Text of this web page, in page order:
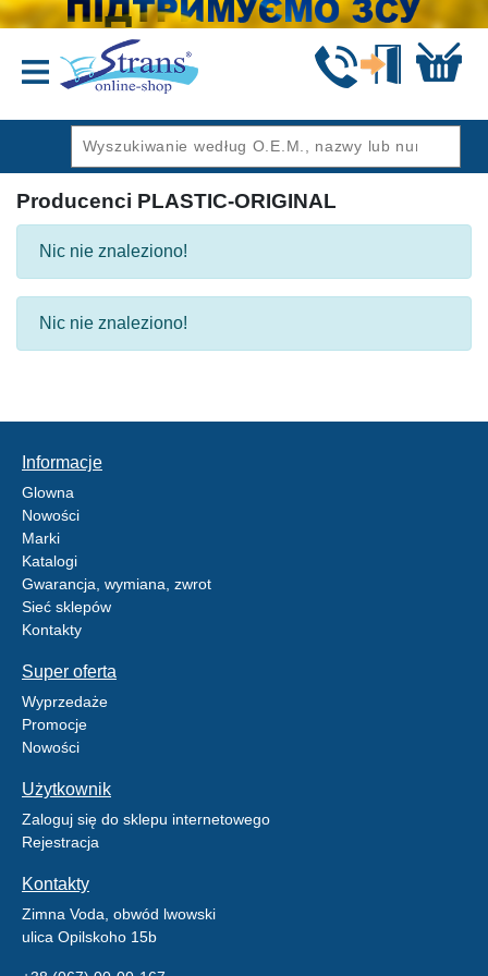
Producenci PLASTIC-ORIGINAL
Nic nie znaleziono!
Nic nie znaleziono!
Informacje
Glowna
Nowości
Marki
Katalogi
Gwarancja, wymiana, zwrot
Sieć sklepów
Kontakty
Super oferta
Wyprzedaże
Promocje
Nowości
Użytkownik
Zaloguj się do sklepu internetowego
Rejestracja
Kontakty
Zimna Voda, obwód lwowski
ulica Opilskoho 15b